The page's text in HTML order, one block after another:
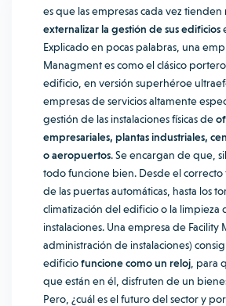
es que las empresas cada vez tienden
externalizar la gestión de sus edificios
Explicado en pocas palabras, una
Managment es como el clásico
edificio, en versión superhéroe
empresas de servicios altamente
gestión de las instalaciones físicas de
empresariales, plantas industriales,
o aeropuertos. Se encargan de que,
todo funcione bien. Desde el
de las puertas automáticas, hasta los
climatización del edificio o la limpieza
instalaciones. Una empresa de Facility
administración de instalaciones)
edificiofuncione como un reloj , para
que están en él, disfruten de un
Pero, ¿cuál es el futuro del sector y